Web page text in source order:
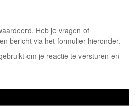
Heb je vragen of
bericht via het formulier hieronder.
om je reactie te versturen en